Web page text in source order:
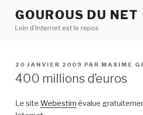
contenu
GOUROUS DU NET
Loin d’Internet est le repos
PUBLIÉ
LE
20 JANVIER 2009 PAR MAXIME
400 millions d’euros
Le site Webestim évalue